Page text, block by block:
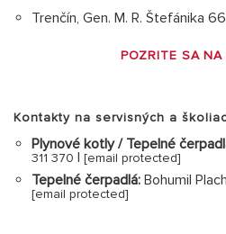
Trenčín, Gen. M. R. Štefánika
POZRITE SA NA
Kontakty na servisných a
Plynové kotly / Tepelné
311 370 | [email protected]
Tepelné čerpadlá: Bohumil
[email protected]